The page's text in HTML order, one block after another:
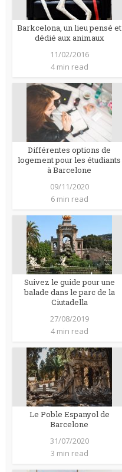
Barkcelona, un lieu pensé et
dédié aux animaux
11/02/2016
4 min read
Différentes options de
logement pour les étudiants
à Barcelone
09/11/2020
6 min read
Suivez le guide pour une
balade dans le parc de la
Ciutadella
27/08/2019
4 min read
Le Poble Espanyol de
Barcelone
31/07/2020
3 min read